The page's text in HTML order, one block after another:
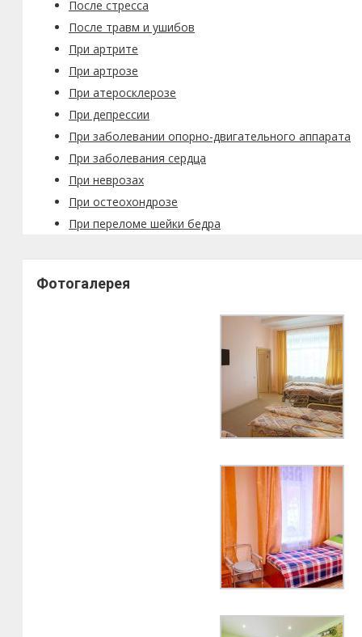
После стресса
После травм и ушибов
При артрите
При артрозе
При атеросклерозе
При депрессии
При заболевании опорно-двигательного аппарата
При заболевания сердца
При неврозах
При остеохондрозе
При переломе шейки бедра
Фотогалерея